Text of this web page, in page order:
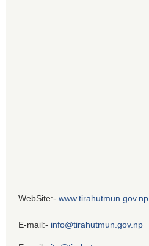
WebSite:- www.tirahutmun.gov.np
E-mail:- info@tirahutmun.gov.np